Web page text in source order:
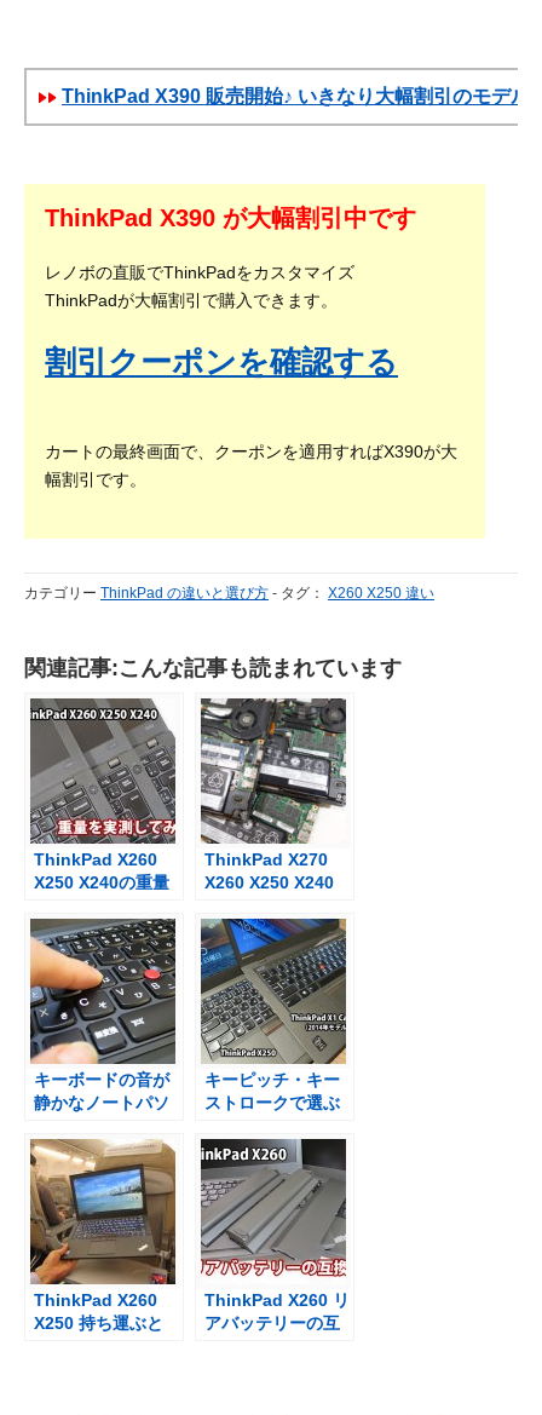
ThinkPad X390 販売開始♪ いきなり大幅割引のモデル
ThinkPad X390 が大幅割引中です
レノボの直販でThinkPadをカスタマイズ
ThinkPadが大幅割引で購入できます。
割引クーポンを確認する
カートの最終画面で、クーポンを適用すればX390が大
幅割引です。
カテゴリー ThinkPad の違いと選び方 - タグ： X260 X250 違い
関連記事:こんな記事も読まれています
ThinkPad X260
X250 X240の重量
ThinkPad X270
X260 X250 X240
性
キーボードの音が
静かなノートパソ
キーピッチ・キー
ストロークで選ぶ
Carbonどちら？
ThinkPad X260
X250 持ち運ぶと
ThinkPad X260 リ
アバッテリーの互